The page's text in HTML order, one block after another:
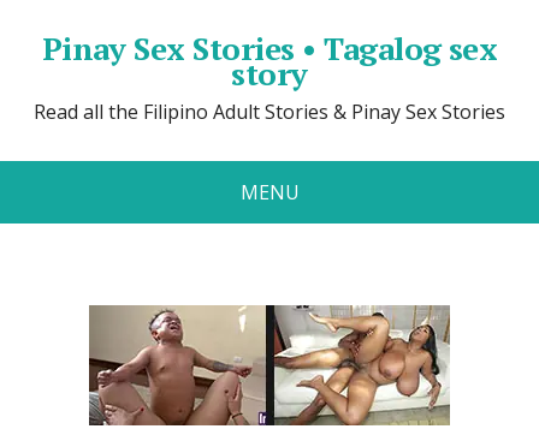
Pinay Sex Stories • Tagalog sex
story
Read all the Filipino Adult Stories & Pinay Sex Stories
MENU